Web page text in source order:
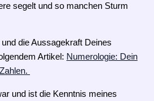
segelt und so manchen Sturm
die Aussagekraft Deines
Artikel: Numerologie: Dein
und ist die Kenntnis meines